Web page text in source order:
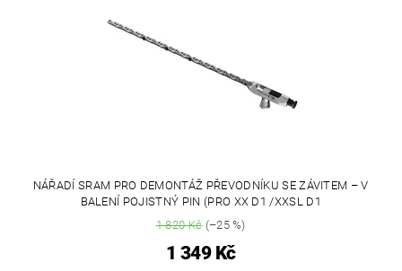
NÁŘADÍ SRAM PRO DEMONTÁŽ PŘEVODNÍKU SE ZÁVITEM – V
BALENÍ POJISTNÝ PIN (PRO XX D1 /XXSL D1
1 820 Kč(–25 %)
1 349 Kč